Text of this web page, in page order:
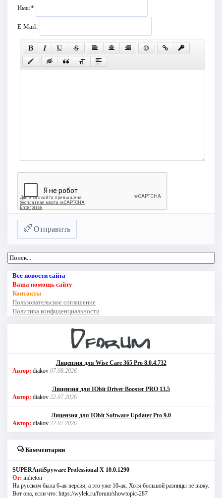
Имя:*
E-Mail:
Отправить
Все новости сайта
Ваша помощь сайту
Контакты
Пользовательское соглашение
Политика конфиденциальности
Лицензия для Wise Care 365 Pro 8.0.4.732
Автор: diakov 07.08.2026
Лицензия для IObit Driver Booster PRO 13.5
Автор: diakov 22.07.2026
Лицензия для IObit Software Updater Pro 9.0
Автор: diakov 22.07.2026
Комментарии
SUPERAntiSpyware Professional X 10.0.1290
От: imheton
На русском была 6-ая версия, а это уже 10-ая. Хотя большой разницы не вижу.
Вот она, если что: https://wylek.ru/forum/showtopic-287